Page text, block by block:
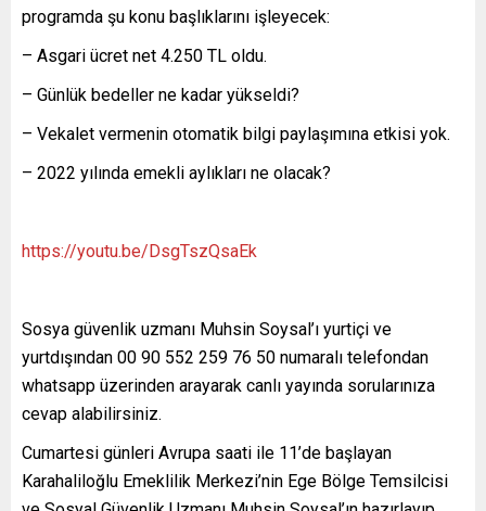
programda şu konu başlıklarını işleyecek:
– Asgari ücret net 4.250 TL oldu.
– Günlük bedeller ne kadar yükseldi?
– Vekalet vermenin otomatik bilgi paylaşımına etkisi yok.
– 2022 yılında emekli aylıkları ne olacak?
https://youtu.be/DsgTszQsaEk
Sosya güvenlik uzmanı Muhsin Soysal’ı yurtiçi ve
yurtdışından 00 90 552 259 76 50 numaralı telefondan
whatsapp üzerinden arayarak canlı yayında sorularınıza
cevap alabilirsiniz.
Cumartesi günleri Avrupa saati ile 11’de başlayan
Karahaliloğlu Emeklilik Merkezi’nin Ege Bölge Temsilcisi